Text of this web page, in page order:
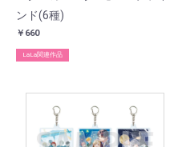
ンド(6種)
￥660
LaLa関連作品